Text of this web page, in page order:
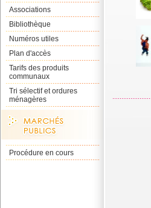
Associations
Bibliothèque
Numéros utiles
Plan d'accès
Tarifs des produits
communaux
Tri sélectif et ordures
ménagères
Procédure en cours